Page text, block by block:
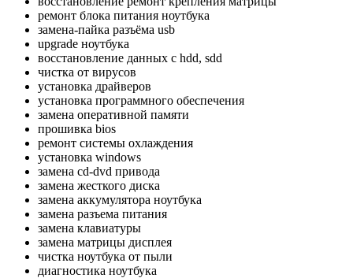
ремонт блока питания ноутбука
замена-пайка разъёма usb
upgrade ноутбука
восстановление данных с hdd, sdd
чистка от вирусов
установка драйверов
установка программного обеспечения
замена оперативной памяти
прошивка bios
ремонт системы охлаждения
установка windows
замена cd-dvd привода
замена жесткого диска
замена аккумулятора ноутбука
замена разъема питания
замена клавиатуры
замена матрицы дисплея
чистка ноутбука от пыли
диагностика ноутбука